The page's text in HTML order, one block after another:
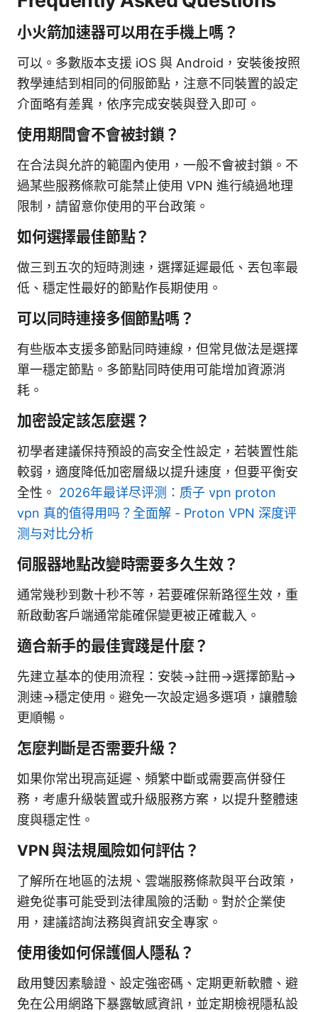
小火箭加速器可以用在手機上嗎？
可以。多數版本支援 iOS 與 Android，安裝後按照
教學連結到相同的伺服節點，注意不同裝置的設定
介面略有差異，依序完成安裝與登入即可。
使用期間會不會被封鎖？
在合法與允許的範圍內使用，一般不會被封鎖。不
過某些服務條款可能禁止使用 VPN 進行繞過地理
限制，請留意你使用的平台政策。
如何選擇最佳節點？
做三到五次的短時測速，選擇延遲最低、丟包率最
低、穩定性最好的節點作長期使用。
可以同時連接多個節點嗎？
有些版本支援多節點同時連線，但常見做法是選擇
單一穩定節點。多節點同時使用可能增加資源消
耗。
加密設定該怎麼選？
初學者建議保持預設的高安全性設定，若裝置性能
較弱，適度降低加密層級以提升速度，但要平衡安
全性。 2026年最详尽评测：质子 vpn proton
vpn 真的值得用吗？全面解 - Proton VPN 深度评
测与对比分析
伺服器地點改變時需要多久生效？
通常幾秒到數十秒不等，若要確保新路徑生效，重
新啟動客戶端通常能確保變更被正確載入。
適合新手的最佳實踐是什麼？
先建立基本的使用流程：安裝→註冊→選擇節點→
測速→穩定使用。避免一次設定過多選項，讓體驗
更順暢。
怎麼判斷是否需要升級？
如果你常出現高延遲、頻繁中斷或需要高併發任
務，考慮升級裝置或升級服務方案，以提升整體速
度與穩定性。
VPN 與法規風險如何評估？
了解所在地區的法規、雲端服務條款與平台政策，
避免從事可能受到法律風險的活動。對於企業使
用，建議諮詢法務與資訊安全專家。
使用後如何保護個人隱私？
啟用雙因素驗證、設定強密碼、定期更新軟體、避
免在公用網路下暴露敏感資訊，並定期檢視隱私設